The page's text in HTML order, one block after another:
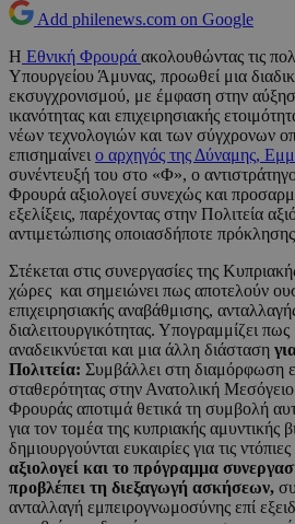
Add philenews.com on Google
Η Εθνική Φρουρά ακολουθώντας τις
Υπουργείου Άμυνας, προωθεί μια
εκσυγχρονισμού, με έμφαση στην
ικανότητας και επιχειρησιακής
νέων τεχνολογιών και των σύγχρονων
επισημαίνει ο αρχηγός της Δύναμης,
συνέντευξή του στο «Φ», ο
Φρουρά αξιολογεί συνεχώς και
εξελίξεις, παρέχοντας στην Πολιτεία
αντιμετώπισης οποιασδήποτε
Στέκεται στις συνεργασίες της
χώρες και σημειώνει πως αποτελούν
επιχειρησιακής αναβάθμισης,
διαλειτουργικότητας. Υπογραμμίζει πως
αναδεικνύεται και μια άλλη διάσταση
Πολιτεία: Συμβάλλει στη διαμόρφωση
σταθερότητας στην Ανατολική
Φρουράς αποτιμά θετικά τη συμβολή
για τον τομέα της κυπριακής αμυντικής
δημιουργούνται ευκαιρίες για τις
αξιολογεί και το πρόγραμμα
προβλέπει τη διεξαγωγή ασκήσεων,
ανταλλαγή εμπειρογνωμοσύνης επί